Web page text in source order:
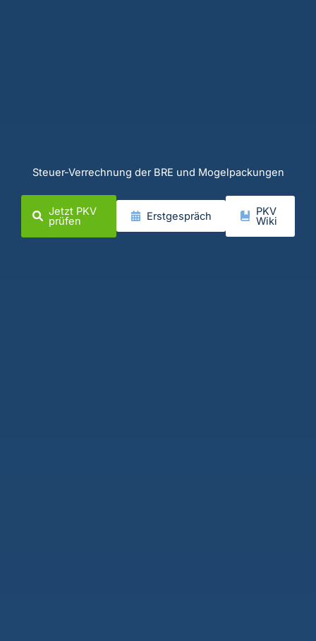
Steuer-Verrechnung der BRE und Mogelpackungen
Jetzt PKV
prüfen Erstgespräch PKV
Wiki